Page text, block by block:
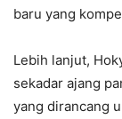
baru yang
Lebih lanjut,
sekadar ajang
yang dirancang